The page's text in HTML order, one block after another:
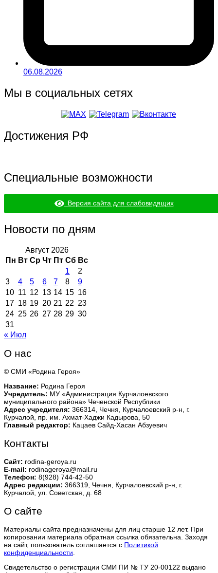
06.08.2026
Мы в социальных сетях
Достижения РФ
Специальные возможности
Версия сайта для слабовидящих
Новости по дням
Август 2026
Пн Вт Ср Чт Пт Сб Вс
1
2
3
4 5 6 7 8
9
10 11 12 13 14 15 16
17 18 19 20 21 22 23
24 25 26 27 28 29 30
31
« Июл
О нас
© СМИ «Родина Героя»
Название: Родина Героя
Учредитель: МУ «Администрация Курчалоевского
муниципального района» Чеченской Республики
Адрес учредителя: 366314, Чечня, Курчалоевский р-н, г.
Курчалой, пр. им. Ахмат-Хаджи Кадырова, 50
Главный редактор: Кацаев Сайд-Хасан Абзуевич
Контакты
Сайт: rodina-geroya.ru
E-mail: rodinageroya@mail.ru
Телефон: 8(928) 744-42-50
Адрес редакции: 366319, Чечня, Курчалоевский р-н, г.
Курчалой, ул. Советская, д. 68
О сайте
Материалы сайта предназначены для лиц старше 12 лет. При
копировании материала обратная ссылка обязательна. Заходя
на сайт, пользователь соглашается с Политикой
конфиденциальности